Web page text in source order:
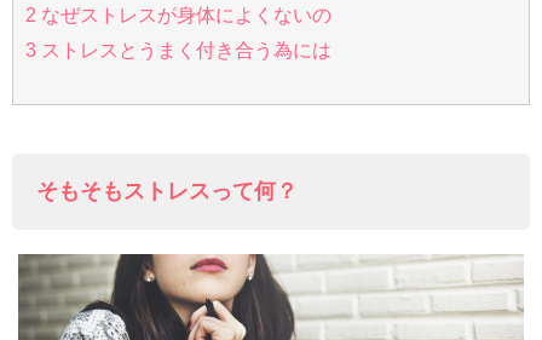
2 なぜストレスが身体によくないの
3 ストレスとうまく付き合う為には
そもそもストレスって何？